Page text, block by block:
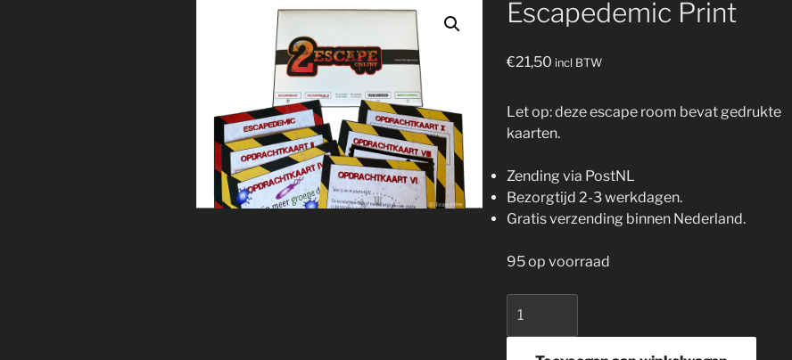
Escapedemic Print
€21,50 incl BTW
Let op: deze escape room bevat gedrukte
kaarten.
Zending via PostNL
Bezorgtijd 2-3 werkdagen.
Gratis verzending binnen Nederland.
95 op voorraad
Print